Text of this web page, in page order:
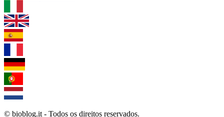
© bioblog.it - Todos os direitos reservados.